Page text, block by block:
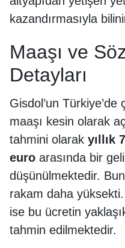
kazandırmasıyla
Maaşı ve
Detayları
Gisdol’un Türkiye’de
maaşı kesin olarak
tahmini olarak yıllık
euro arasında bir
düşünülmektedir.
rakam daha
ise bu ücretin
tahmin edilmektedir.